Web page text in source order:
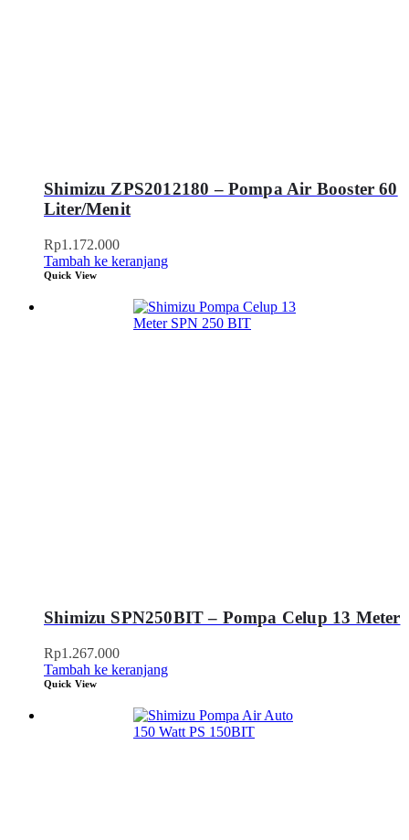
Shimizu ZPS2012180 – Pompa Air Booster 60
Liter/Menit
Rp1.172.000
Tambah ke keranjang
Quick View
Shimizu SPN250BIT – Pompa Celup 13 Meter
Rp1.267.000
Tambah ke keranjang
Quick View